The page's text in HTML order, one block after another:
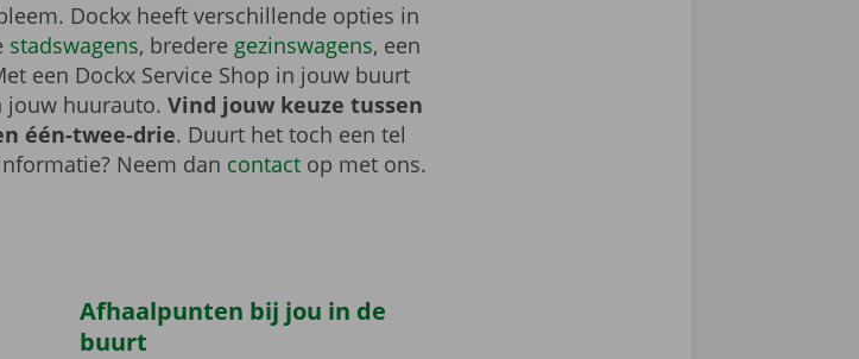
Dockx heeft verschillende opties in
stadswagens, bredere gezinswagens, een
een Dockx Service Shop in jouw buurt
jouw huurauto. Vind jouw keuze tussen
één-twee-drie. Duurt het toch een tel
Neem dan contactop met ons.
Afhaalpunten bij jou in de
buurt